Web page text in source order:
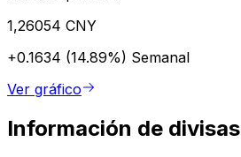
1,26054 CNY
+0.1634 (14.89%) Semanal
Ver gráfico
Información de divisas